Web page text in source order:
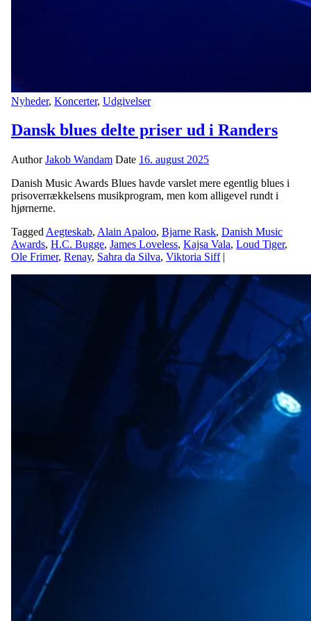
Nyheder, Koncerter, Udgivelser
Dansk blues delte priser ud i Randers
AuthorJakob Wandam Date 16. august 2025
Danish Music Awards Blues havde varslet mere egentlig blues i
prisoverrækkelsens musikprogram, men kom alligevel rundt i
hjørnerne.
Tagged Aegteskab, Alain Apaloo, Bjarne Rask, Danish Music
Awards, H.C. Bugge, James Loveless, Kajsa Vala, Loud Tiger,
Ole Frimer, Renay, Sahra da Silva, Viktoria Siff |